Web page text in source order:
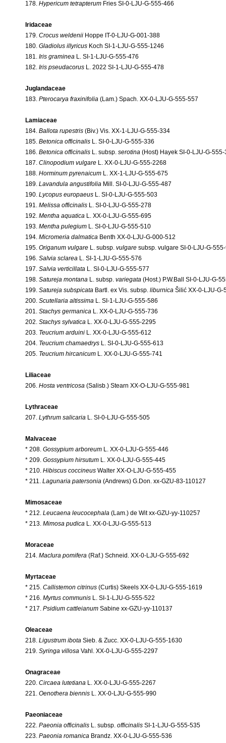
178. Hypericum tetrapterum Fries SI-0-LJU-G-555-466
Iridaceae
179. Crocus weldenii Hoppe IT-0-LJU-G-001-388
180. Gladiolus illyricus Koch SI-1-LJU-G-555-1246
181. Iris graminea L. SI-1-LJU-G-555-476
182. Iris pseudacorus L. 2022 SI-1-LJU-G-555-478
Juglandaceae
183. Pterocarya fraxinifolia (Lam.) Spach. XX-0-LJU-G-555-557
Lamiaceae
184. Ballota rupestris (Biv.) Vis. XX-1-LJU-G-555-334
185. Betonica officinalis L. SI-0-LJU-G-555-336
186. Betonica officinalis L. subsp. serotina (Host) Hayek SI-0-LJU-G-555-
187. Clinopodium vulgare L. XX-0-LJU-G-555-2268
188. Horminum pyrenaicum L. XX-1-LJU-G-555-675
189. Lavandula angustifolia Mill. SI-0-LJU-G-555-487
190. Lycopus europaeus L. SI-0-LJU-G-555-503
191. Melissa officinalis L. SI-0-LJU-G-555-278
192. Mentha aquatica L. XX-0-LJU-G-555-695
193. Mentha pulegium L. SI-0-LJU-G-555-510
194. Micromeria dalmatica Benth XX-0-LJU-G-000-512
195. Origanum vulgare L. subsp. vulgare subsp. vulgare SI-0-LJU-G-
196. Salvia sclarea L. SI-1-LJU-G-555-576
197. Salvia verticillata L. SI-0-LJU-G-555-577
198. Satureja montana L. subsp. variegata (Host.) P.W.Ball SI-0-LJU-G-
199. Satureja subspicata Bartl. ex Vis. subsp. liburnica Šilić XX-0-LJU-G-
200. Scutellaria altissima L. SI-1-LJU-G-555-586
201. Stachys germanica L. XX-0-LJU-G-555-736
202. Stachys sylvatica L. XX-0-LJU-G-555-2295
203. Teucrium arduini L. XX-0-LJU-G-555-612
204. Teucrium chamaedrys L. SI-0-LJU-G-555-613
205. Teucrium hircanicum L. XX-0-LJU-G-555-741
Liliaceae
206. Hosta ventricosa (Salisb.) Stearn XX-O-LJU-G-555-981
Lythraceae
207. Lythrum salicaria L. SI-0-LJU-G-555-505
Malvaceae
* 208. Gossypium arboreum L. XX-0-LJU-G-555-446
* 209. Gossypium hirsutum L. XX-0-LJU-G-555-445
* 210. Hibiscus coccineus Walter XX-O-LJU-G-555-455
* 211. Lagunaria patersonia (Andrews) G.Don. xx-GZU-83-110127
Mimosaceae
* 212. Leucaena leucocephala (Lam.) de Wit xx-GZU-yy-110257
* 213. Mimosa pudica L. XX-0-LJU-G-555-513
Moraceae
214. Maclura pomifera (Raf.) Schneid. XX-0-LJU-G-555-692
Myrtaceae
* 215. Callistemon citrinus (Curtis) Skeels XX-0-LJU-G-555-1619
* 216. Myrtus communis L. SI-1-LJU-G-555-522
* 217. Psidium cattleianum Sabine xx-GZU-yy-110137
Oleaceae
218. Ligustrum ibota Sieb. & Zucc. XX-0-LJU-G-555-1630
219. Syringa villosa Vahl. XX-0-LJU-G-555-2297
Onagraceae
220. Circaea lutetiana L. XX-0-LJU-G-555-2267
221. Oenothera biennis L. XX-0-LJU-G-555-990
Paeoniaceae
222. Paeonia officinalis L. subsp. officinalis SI-1-LJU-G-555-535
223. Paeonia romanica Brandz. XX-0-LJU-G-555-536